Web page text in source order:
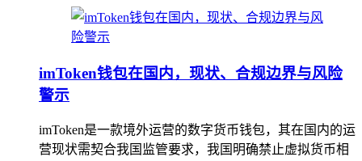
imToken钱包在国内，现状、合规边界与风险
警示
imToken是一款境外运营的数字货币钱包，其在国内的运
营现状需契合我国监管要求，我国明确禁止虚拟货币相